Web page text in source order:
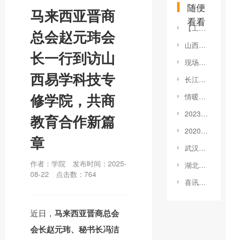
马来西亚晋商
总会赵元玮会
长一行到访山
西易学科技专
修学院，共商
教育合作新篇
章
作者：学院
发布时间：2025-
08-22
点击数： 764
近日， 马来西亚晋商总会
会长赵元玮、秘书长冯洁
随便
看看
【工会动态】学院工会开展“情暖三八节 巾帼绽芳华”节日活动
山西易和学教育科技股份公司正式登陆山西股权交易中心晋兴板
现场直击！易和学股份「职引未来—2026年全国城市巡回招聘山西站」，现场全记录！
长江大学继续教育学院院长蒋四华一行 莅临我司座谈交流
情暖冬日 扫雪护行——山西易学科技专修学院开展扫雪铲冰活动
2023年武汉纺织大学同等学力申硕学员开学典礼顺利举行！
2020政府工作报告为教育谋福利：高职院校扩招200万人！
武汉工程大学继续教育学院院长一行，前来我院参观交流
湖北师范大学2022级在职研究生东莞大朗班开学典礼顺利举行！
喜讯！易学股份荣列省级上市培育企业核心梯队！